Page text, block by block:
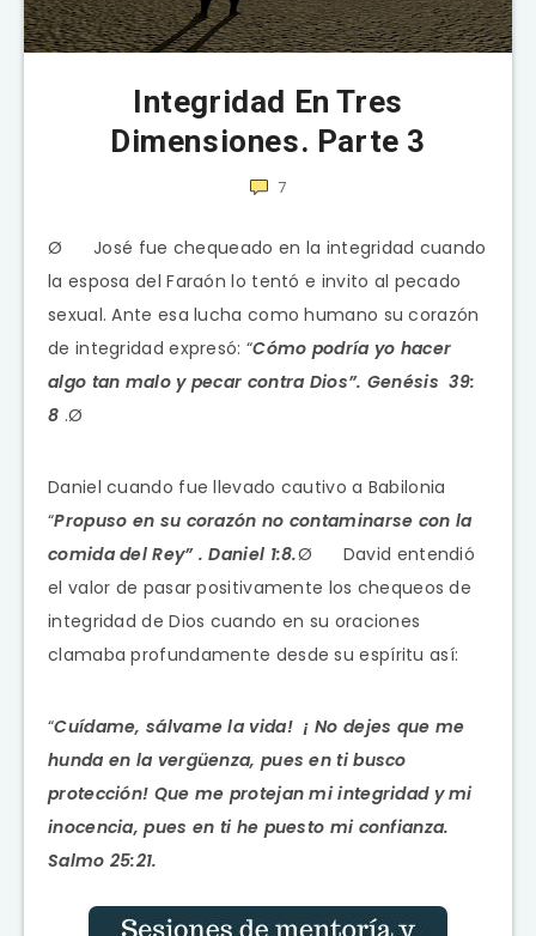
Integridad En Tres
Dimensiones. Parte 3
7
Ø José fue chequeado en la integridad cuando
la esposa del Faraón lo tentó e invito al pecado
sexual. Ante esa lucha como humano su corazón
de integridad expresó: “Cómo podría yo hacer
algo tan malo y pecar contra Dios”. Genésis 39:
8 .Ø
Daniel cuando fue llevado cautivo a Babilonia
“Propuso en su corazón no contaminarse con la
comida del Rey” . Daniel 1:8.Ø David entendió
el valor de pasar positivamente los chequeos de
integridad de Dios cuando en su oraciones
clamaba profundamente desde su espíritu así:
“Cuídame, sálvame la vida! ¡ No dejes que me
hunda en la vergüenza, pues en ti busco
protección! Que me protejan mi integridad y mi
inocencia, pues en ti he puesto mi confianza.
Salmo 25:21.